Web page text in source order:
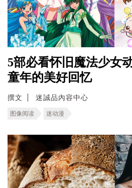
5部必看怀旧魔法少女
童年的美好回忆
撰文 迷誠品內容中心
图像阅读 迷动漫